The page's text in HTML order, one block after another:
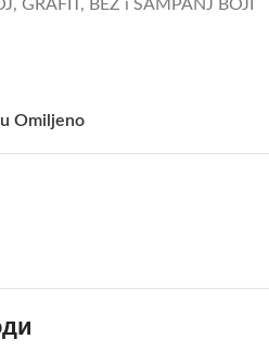
GRAFIT, BEŽ i ŠAMPANJ BOJI
Omiljeno